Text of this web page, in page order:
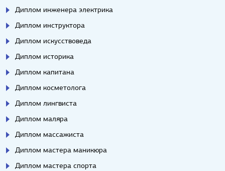
Диплом инженера электрика
Диплом инструктора
Диплом искусствоведа
Диплом историка
Диплом капитана
Диплом косметолога
Диплом лингвиста
Диплом маляра
Диплом массажиста
Диплом мастера маникюра
Диплом мастера спорта